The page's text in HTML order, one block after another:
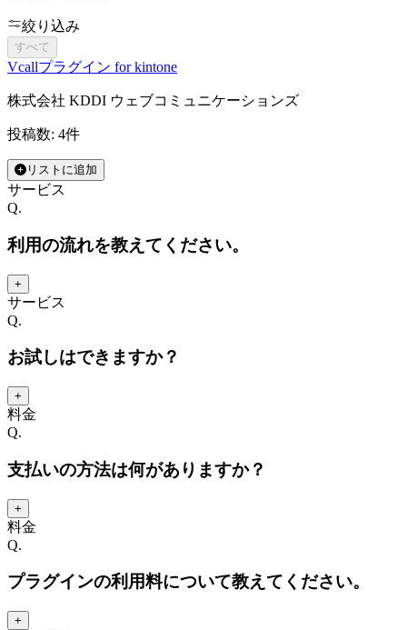
絞り込み
すべて
Vcallプラグイン for kintone
株式会社 KDDI ウェブコミュニケーションズ
投稿数: 4件
リストに追加
サービス
Q.
利用の流れを教えてください。
+
サービス
Q.
お試しはできますか？
+
料金
Q.
支払いの方法は何がありますか？
+
料金
Q.
プラグインの利用料について教えてください。
+